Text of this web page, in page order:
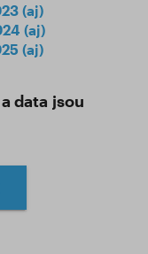
(aj)
(aj)
(aj)
data jsou